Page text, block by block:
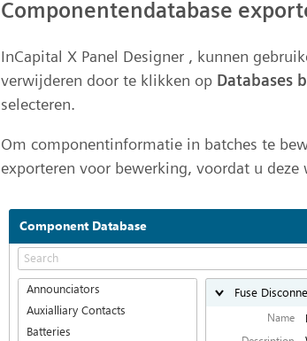
Componentendatabase
InCapital X Panel Designer , kunnen
verwijderen door te klikken op Databases
selecteren.
Om componentinformatie in batches te
exporteren voor bewerking, voordat u